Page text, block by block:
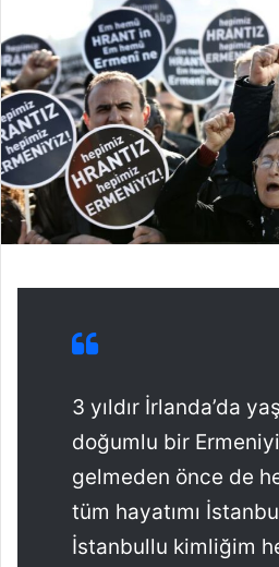
3 yıldır İrlanda’da
doğumlu bir
gelmeden önce de
tüm hayatımı
İstanbullu kimliğim